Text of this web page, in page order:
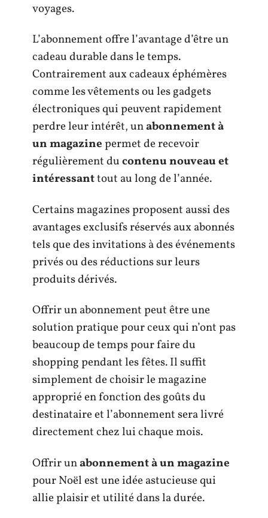
voyages.
L’abonnement offre l’avantage d’être un
cadeau durable dans le temps.
Contrairement aux cadeaux éphémères
comme les vêtements ou les gadgets
électroniques qui peuvent rapidement
perdre leur intérêt, unabonnement à
un magazinepermet de recevoir
régulièrement ducontenu nouveau et
intéressanttout au long de l’année.
Certains magazines proposent aussi des
avantages exclusifs réservés aux abonnés
tels que des invitations à des événements
privés ou des réductions sur leurs
produits dérivés.
Offrir un abonnement peut être une
solution pratique pour ceux qui n’ont pas
beaucoup de temps pour faire du
shopping pendant les fêtes. Il suffit
simplement de choisir le magazine
approprié en fonction des goûts du
destinataire et l’abonnement sera livré
directement chez lui chaque mois.
Offrir unabonnement à un magazine
pour Noël est une idée astucieuse qui
allie plaisir et utilité dans la durée.